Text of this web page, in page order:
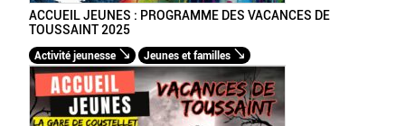
ACCUEIL JEUNES : PROGRAMME DES VACANCES DE
TOUSSAINT 2025
Activité jeunesse Jeunes et familles